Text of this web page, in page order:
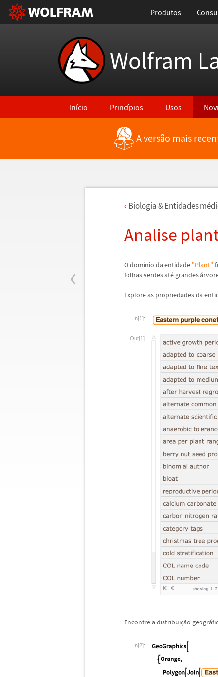
Produtos
Wolfram
Início Princípios Usos
A versão mais
‹
Biologia & Entidades mé
Analise
O domínio da entidade "Plant"
folhas verdes até grandesá
Explore as propriedades da
In[1]:=
Out[1]=
Encontre a distribuição geográ
In[2]:=